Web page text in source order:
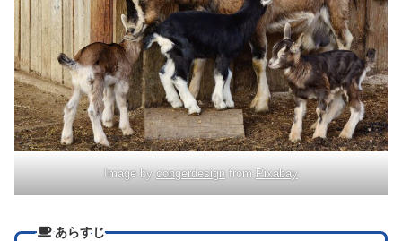
Image by congerdesignfrom Pixabay
あらすじ